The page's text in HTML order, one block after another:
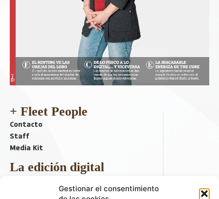
Gestionar el consentimiento
+ Fleet People
Contacto
Staff
Media Kit
La edición digital
Descargar último ejemplar
ir a hemeroteca